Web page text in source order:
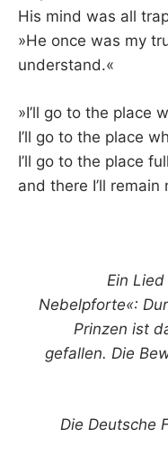
His mind was all
»He once was my
understand.«
»I’ll go to the place
I’ll go to the place
I’ll go to the place
and there I’ll
Ein
Nebelpforte«:
Prinzen ist
gefallen. Die
Die Deutsche